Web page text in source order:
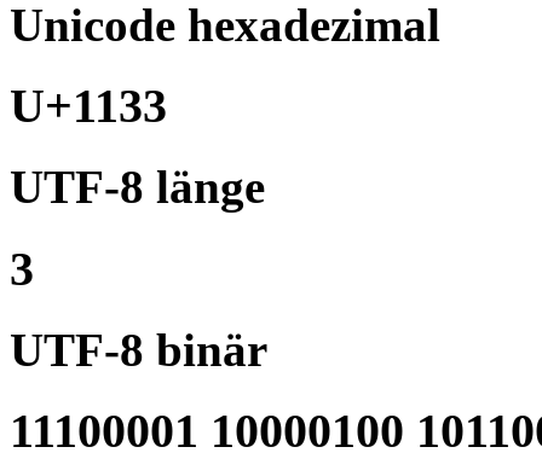
Unicode hexadezimal
U+1133
UTF-8 länge
3
UTF-8 binär
11100001 10000100